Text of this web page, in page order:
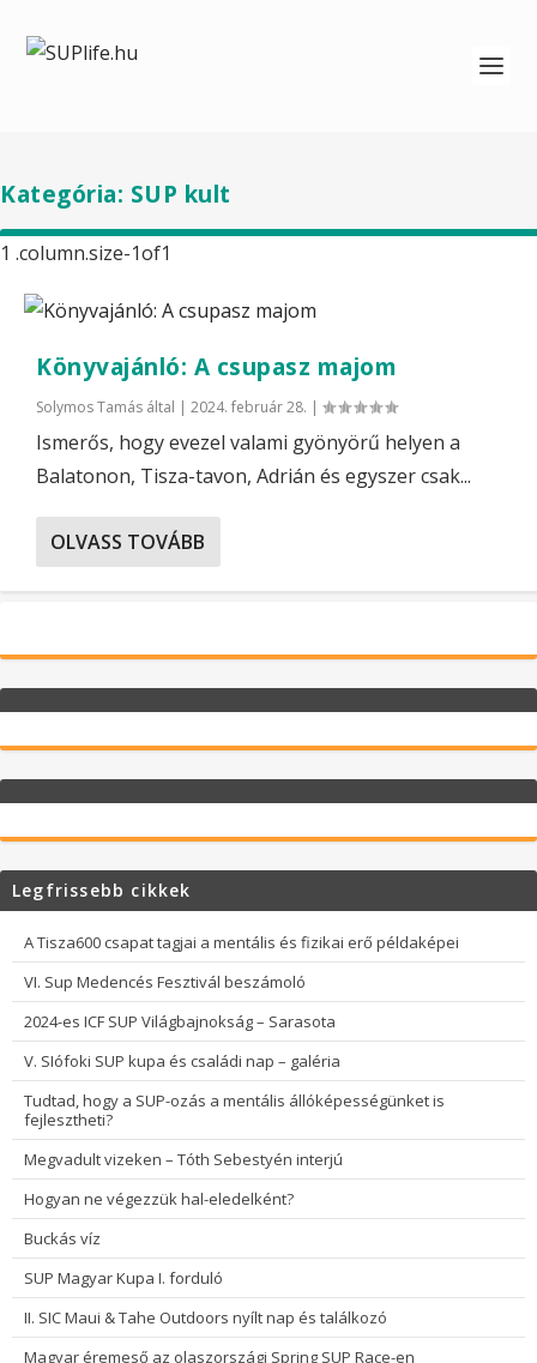
Kategória: SUP kult
Könyvajánló: A csupasz majom
Solymos Tamás által | 2024. február 28. |
Ismerős, hogy evezel valami gyönyörű helyen a
Balatonon, Tisza-tavon, Adrián és egyszer csak...
OLVASS TOVÁBB
Legfrissebb cikkek
A Tisza600 csapat tagjai a mentális és fizikai erő példaképei
VI. Sup Medencés Fesztivál beszámoló
2024-es ICF SUP Világbajnokság – Sarasota
V. SIófoki SUP kupa és családi nap – galéria
Tudtad, hogy a SUP-ozás a mentális állóképességünket is
fejlesztheti?
Megvadult vizeken – Tóth Sebestyén interjú
Hogyan ne végezzük hal-eledelként?
Buckás víz
SUP Magyar Kupa I. forduló
II. SIC Maui & Tahe Outdoors nyílt nap és találkozó
Magyar éremeső az olaszországi Spring SUP Race-en